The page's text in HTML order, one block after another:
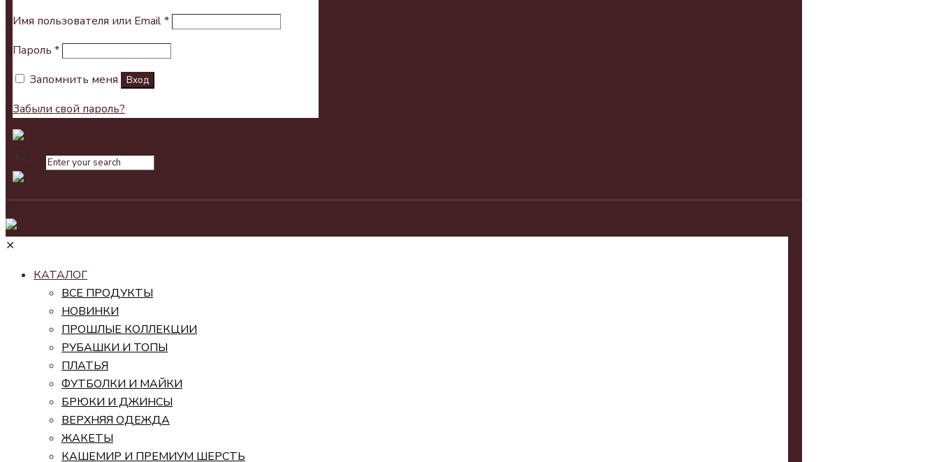
Имя пользователя или Email*
Пароль *
Запомнить меня
Вход
Забыли свой пароль?
✕
КАТАЛОГ
ВСЕ ПРОДУКТЫ
НОВИНКИ
ПРОШЛЫЕ КОЛЛЕКЦИИ
РУБАШКИ И ТОПЫ
ПЛАТЬЯ
ФУТБОЛКИ И МАЙКИ
БРЮКИ И ДЖИНСЫ
ВЕРХНЯЯ ОДЕЖДА
ЖАКЕТЫ
КАШЕМИР И ПРЕМИУМ ШЕРСТЬ